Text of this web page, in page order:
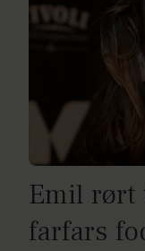
Emil rørt
farfars